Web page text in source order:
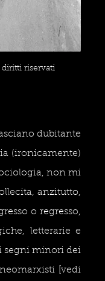
riservati
dubitante
(ironicamente)
non mi
anzitutto,
o regresso,
letterarie e
segni minori dei
[vedi